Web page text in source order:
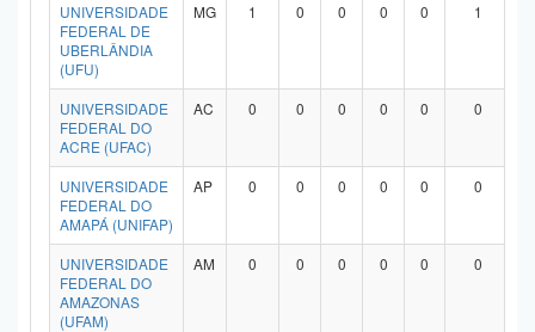
UNIVERSIDADE
FEDERAL DE
UBERLÂNDIA
(UFU)
MG 1 0 0 0 0 1
UNIVERSIDADE
FEDERAL DO
ACRE (UFAC)
AC 0 0 0 0 0 0
UNIVERSIDADE
FEDERAL DO
AMAPÁ (UNIFAP)
AP 0 0 0 0 0 0
UNIVERSIDADE
FEDERAL DO
AMAZONAS
(UFAM)
AM 0 0 0 0 0 0